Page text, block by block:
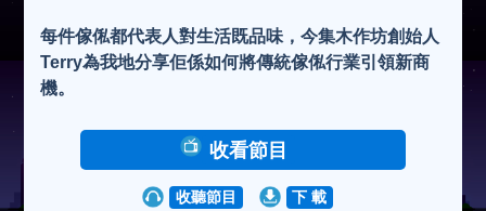
每件傢俬都代表人對生活既品味，今集木作坊創始人
Terry為我地分享佢係如何將傳統傢俬行業引領新商
機。
收看節目
收聽節目 下 載